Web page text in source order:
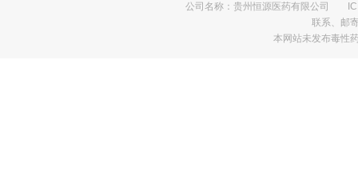
公司名称：贵州恒源医药有限公司
联系、邮
本网站未发布毒性